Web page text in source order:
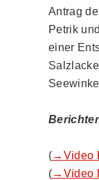
Antrag
Petrik
einer
(→Video
(→Video